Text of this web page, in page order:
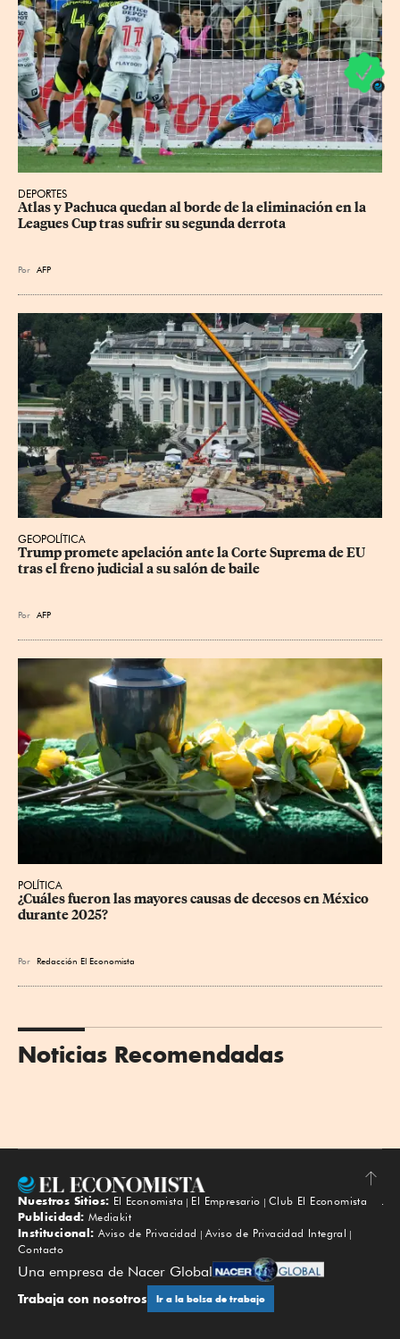
DEPORTES
Atlas y Pachuca quedan al borde de la eliminación en la
Leagues Cup tras sufrir su segunda derrota
Por AFP
GEOPOLÍTICA
Trump promete apelación ante la Corte Suprema de EU
tras el freno judicial a su salón de baile
Por AFP
POLÍTICA
¿Cuáles fueron las mayores causas de decesos en México
durante 2025?
Por Redacción El Economista
Noticias Recomendadas
Subir
Nuestros Sitios: El Economista El Empresario
Club El Economista
Publicidad: Mediakit
Institucional: Aviso de Privacidad
Aviso de Privacidad Integral
Contacto
Una empresa de Nacer Global
Trabaja con nosotros Ir a la bolsa de trabajo